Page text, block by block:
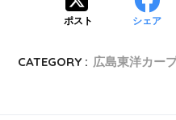
ポスト シェア
CATEGORY : 広島東洋カー